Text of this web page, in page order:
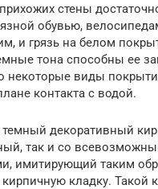
стены
обувью,
и грязь на белом
тона способны ее
некоторые виды
контакта с водой.
декоративный
так и со
имитирующий таким
кирпичную кладку. Такой